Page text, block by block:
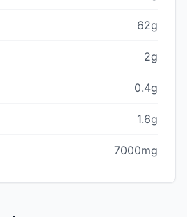
62g
2g
0.4g
1.6g
7000mg